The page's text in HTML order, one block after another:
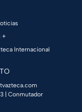
+
Internacional
| Conmutador